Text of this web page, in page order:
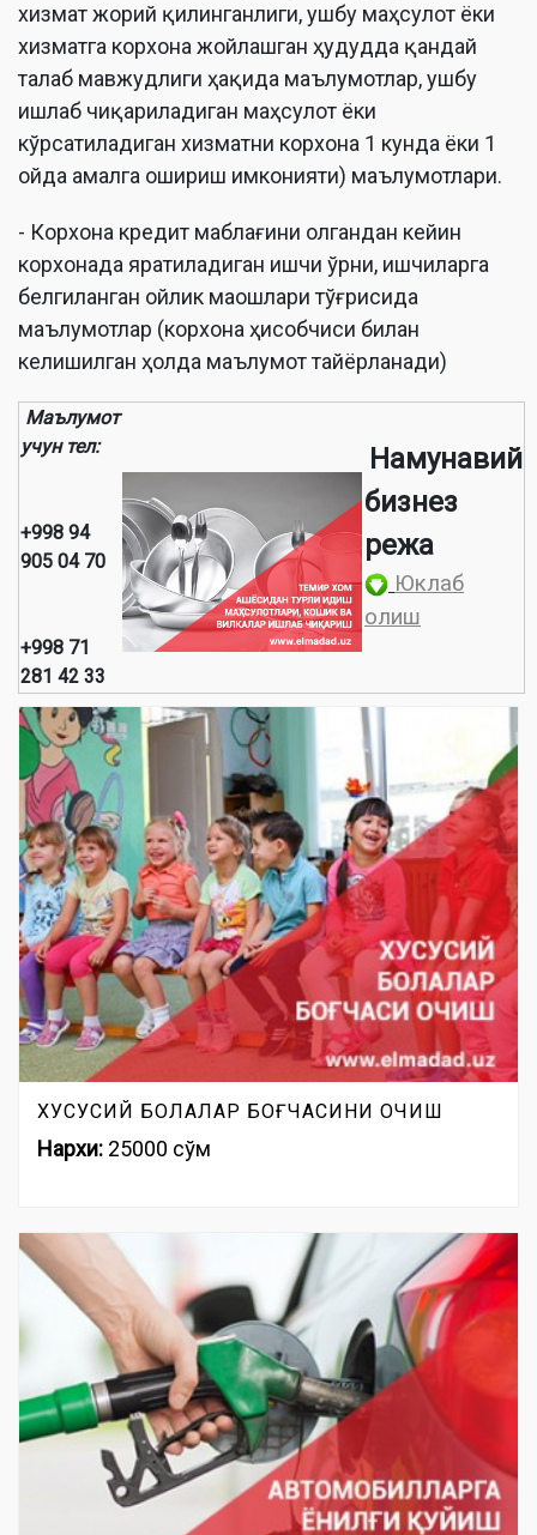
хизмат жорий қилинганлиги, ушбу маҳсулот ёки
хизматга корхона жойлашган ҳудудда қандай
талаб мавжудлиги ҳақида маълумотлар, ушбу
ишлаб чиқариладиган маҳсулот ёки
кўрсатиладиган хизматни корхона 1 кунда ёки 1
ойда амалга ошириш имконияти) маълумотлари.
- Корхона кредит маблағини олгандан кейин
корхонада яратиладиган ишчи ўрни, ишчиларга
белгиланган ойлик маошлари тўғрисида
маълумотлар (корхона ҳисобчиси билан
келишилган ҳолда маълумот тайёрланади)
Маълумот
учун тел:
+998 94
905 04 70
+998 71
281 42 33
Намунавий
бизнез
режа
Юклаб
олиш
ХУСУСИЙ БОЛАЛАР БОҒЧАСИНИ ОЧИШ
Нархи: 25000 сўм